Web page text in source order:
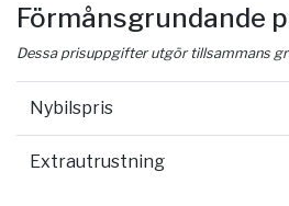
Förmånsgrundande
Dessa prisuppgifter utgör tillsammans
Nybilspris
Extrautrustning